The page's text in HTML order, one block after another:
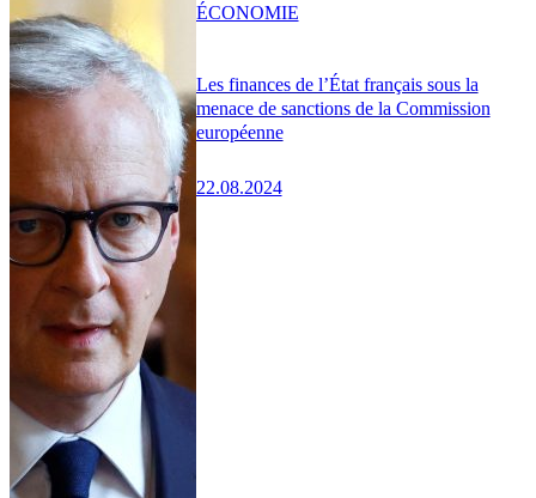
Les finances de l’État français sous la
menace de sanctions de la Commission
européenne
22.08.2024
ÉCONOMIE